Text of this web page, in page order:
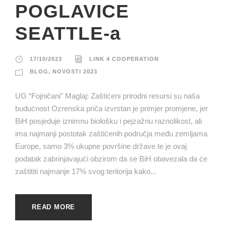
POGLAVICE
SEATTLE-a
17/10/2023 LINK 4 COOPERATION
BLOG, NOVOSTI 2023
UG “Fojničani” Maglaj: Zaštićeni prirodni resursi su naša
budućnost Ozrenska priča izvrstan je primjer promjene, jer
BiH posjeduje iznimnu biološku i pejzažnu raznolikost, ali
ima najmanji postotak zaštićenih područja među zemljama
Europe, samo 3% ukupne površine države te je ovaj
podatak zabrinjavajući obzirom da se BiH obavezala da će
zaštititi najmanje 17% svog teritorija kako...
READ MORE